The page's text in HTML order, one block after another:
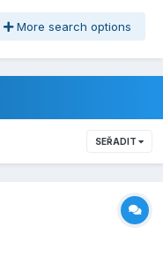
More search options
SEŘADIT